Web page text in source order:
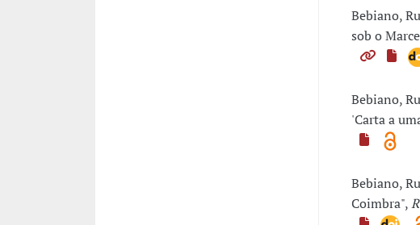
Bebiano,
sob o
Bebiano,
'Carta a
Bebiano,
Coimbra",